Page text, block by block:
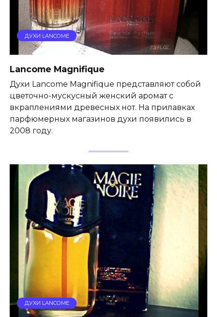
ДУХИ LANCOME
Lancome Magnifique
Духи Lancome Magnifique представляют собой
цветочно-мускусный женский аромат с
вкраплениями древесных нот. На прилавках
парфюмерных магазинов духи появились в
2008 году.
ДУХИ LANCOME